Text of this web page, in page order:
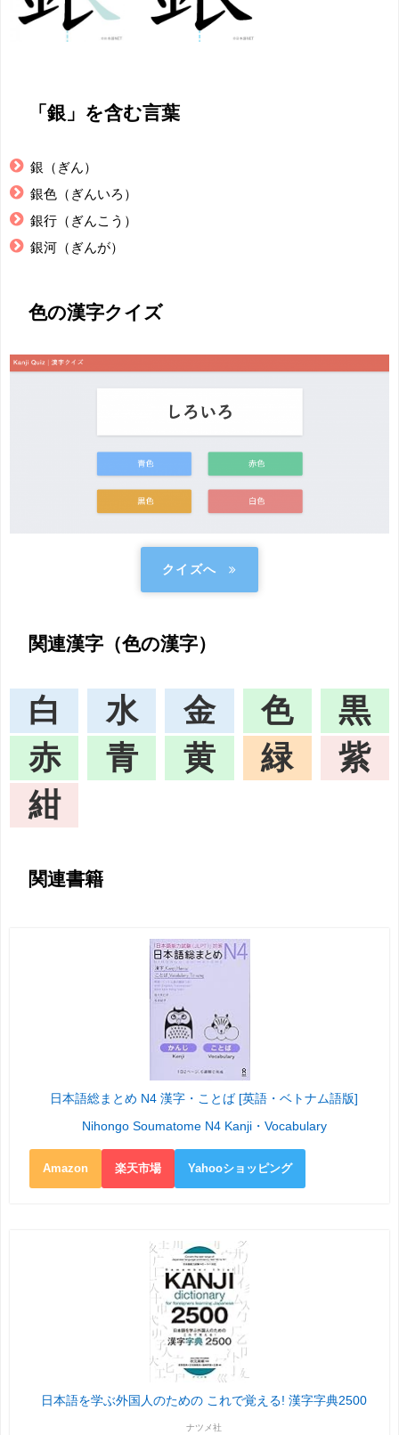
「銀」を含む言葉
銀（ぎん）
銀色（ぎんいろ）
銀行（ぎんこう）
銀河（ぎんが）
色の漢字クイズ
クイズへ
関連漢字（色の漢字）
白 水 金 色
黒
赤
青 黄 緑
紫
紺
関連書籍
日本語総まとめ N4 漢字・ことば [英語・ベトナム語版]
Nihongo Soumatome N4 Kanji・Vocabulary
Amazon 楽天市場 Yahooショッピング
日本語を学ぶ外国人のための これで覚える! 漢字字典2500
ナツメ社